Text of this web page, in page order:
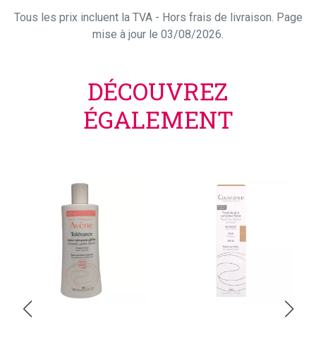
Tous les prix incluent la TVA - Hors frais de livraison. Page
mise à jour le 03/08/2026.
DÉCOUVREZ
ÉGALEMENT